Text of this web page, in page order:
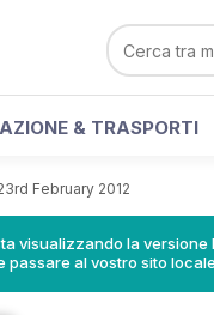
& TRASPORTI
February 2012
visualizzando la versione
passare al vostro sito